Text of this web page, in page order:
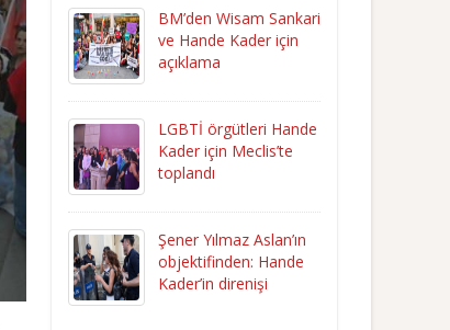
BM’den Wisam Sankari
ve Hande Kader için
açıklama
LGBTİ örgütleri Hande
Kader için Meclis’te
toplandı
Şener Yılmaz Aslan’ın
objektifinden: Hande
Kader’in direnişi